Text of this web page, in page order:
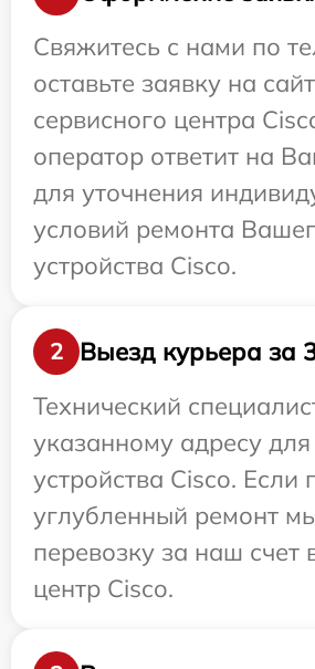
Свяжитесь с нами по
оставьте заявку на
сервисного центра
оператор ответит на
для уточнения
условий ремонта
устройства Cisco.
2
Выезд курьера за
Технический
указанному адресу
устройства Cisco. Если
углубленный ремонт
перевозку за наш счет
центр Cisco.